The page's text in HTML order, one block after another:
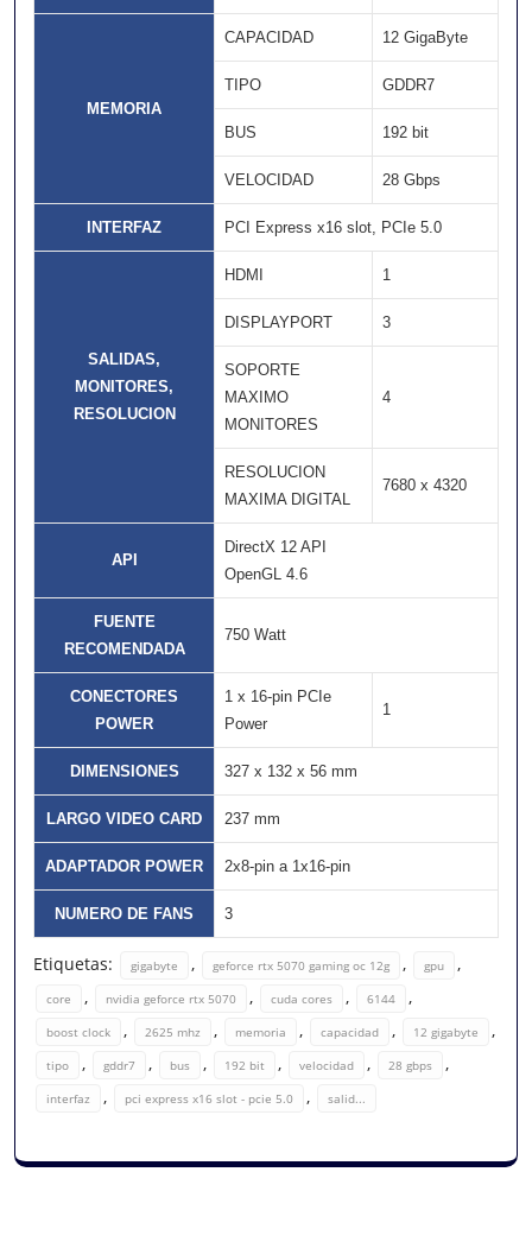
MEMORIA
CAPACIDAD 12 GigaByte
TIPO GDDR7
BUS 192 bit
VELOCIDAD 28 Gbps
INTERFAZ PCI Express x16 slot, PCIe 5.0
SALIDAS,
MONITORES,
RESOLUCION
HDMI 1
DISPLAYPORT 3
SOPORTE
MAXIMO
MONITORES
4
RESOLUCION
MAXIMA DIGITAL
7680 x 4320
API
DirectX 12 API
OpenGL 4.6
FUENTE
RECOMENDADA
750 Watt
CONECTORES
POWER
1 x 16-pin PCIe
Power
1
DIMENSIONES 327 x 132 x 56 mm
LARGO VIDEO CARD 237 mm
ADAPTADOR POWER 2x8-pin a 1x16-pin
NUMERO DE FANS 3
Etiquetas: gigabyte , geforce rtx 5070 gaming oc 12g , gpu ,
core , nvidia geforce rtx 5070 , cuda cores , 6144 ,
boost clock , 2625 mhz , memoria , capacidad , 12 gigabyte ,
tipo , gddr7 , bus , 192 bit , velocidad , 28 gbps ,
interfaz , pci express x16 slot - pcie 5.0 , salid...